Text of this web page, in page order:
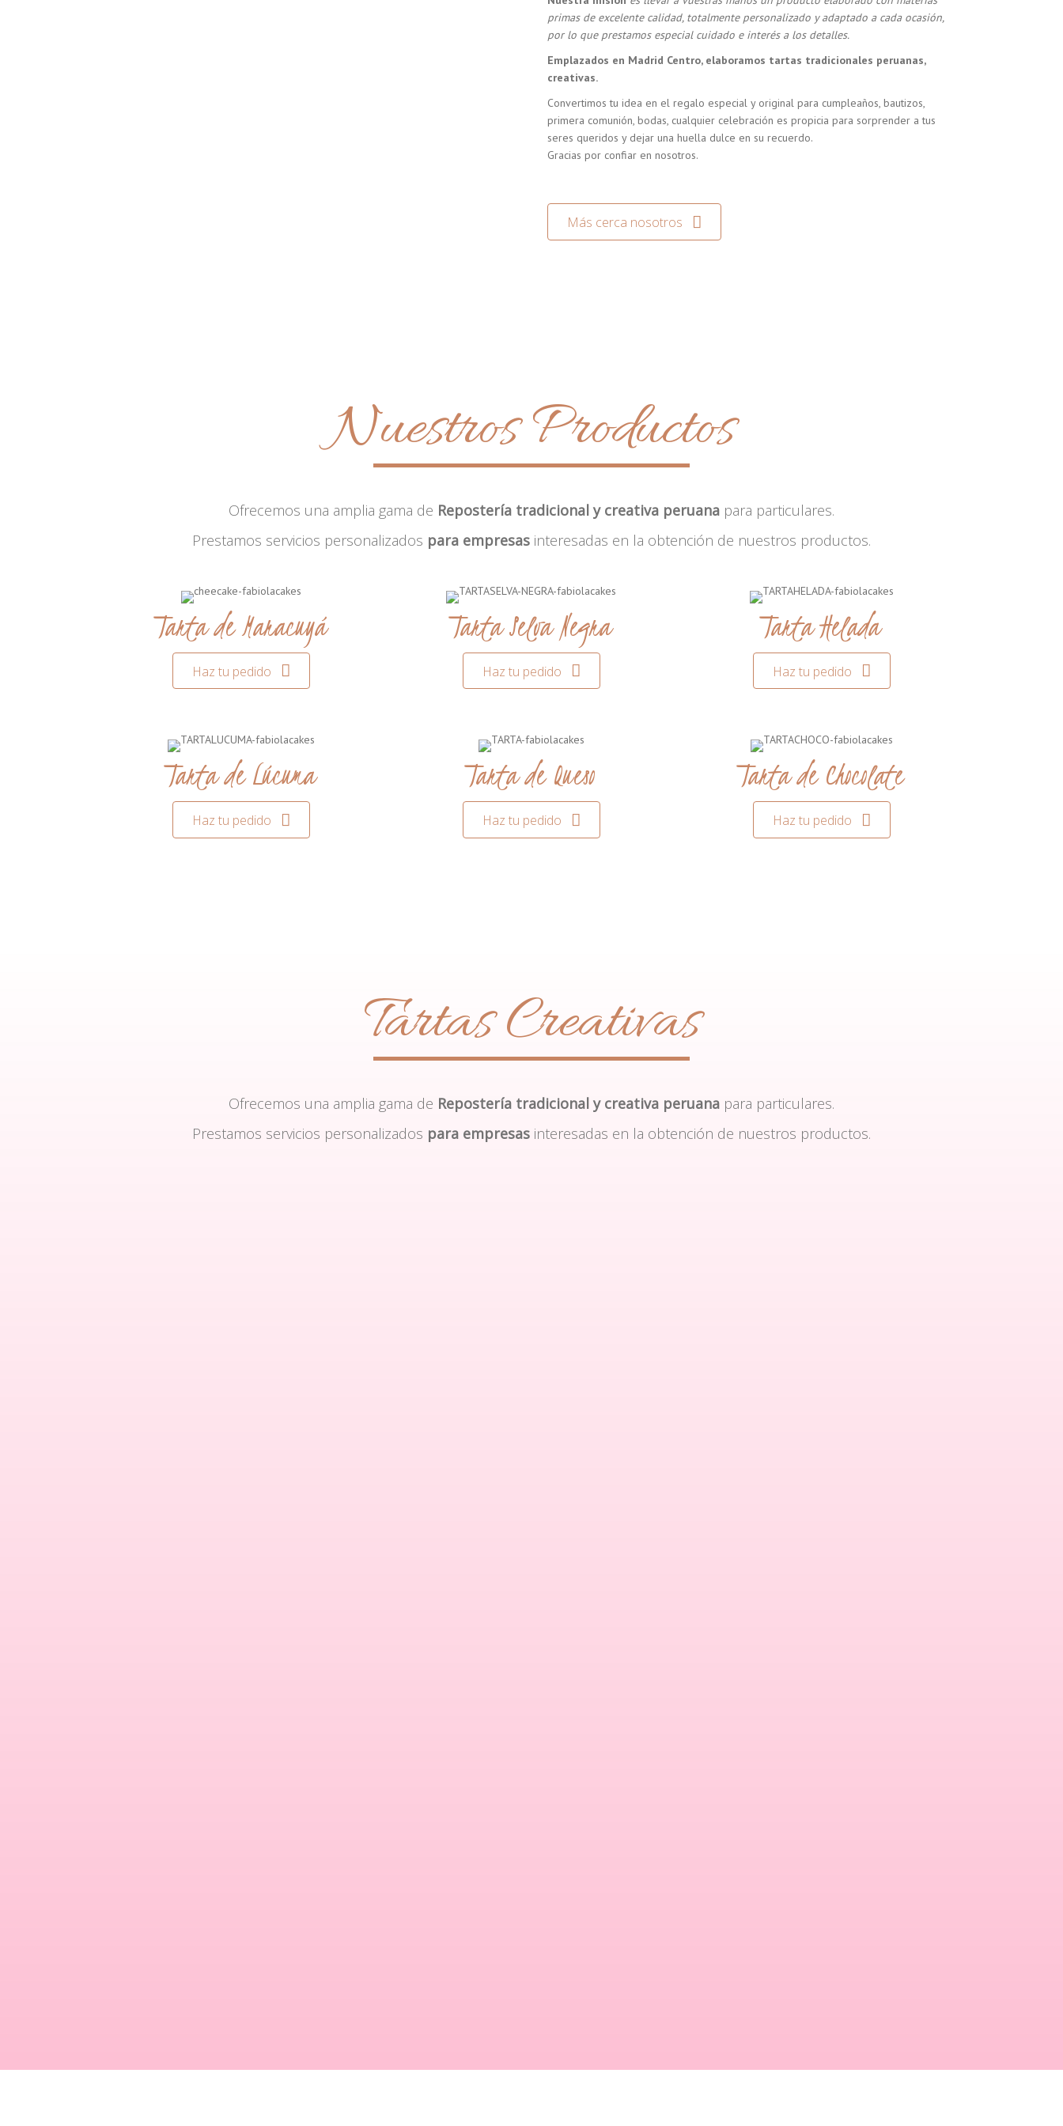
primas de excelente calidad, totalmente personalizado y adaptado a cada ocasión,
por lo que prestamos especial cuidado e interés a los detalles.
Emplazados en Madrid Centro, elaboramos tartas tradicionales peruanas,
creativas.
Convertimos tu idea en el regalo especial y original para cumpleaños, bautizos,
primera comunión, bodas, cualquier celebración es propicia para sorprender a tus
seres queridos y dejar una huella dulce en su recuerdo.
Gracias por confiar en nosotros.
Más cerca nosotros
Nuestros Productos
Ofrecemos una amplia gama de Repostería tradicional y creativa peruana para particulares.
Prestamos servicios personalizados para empresas interesadas en la obtención de nuestros productos.
Tarta de Maracuyá
Haz tu pedido
Tarta Selva Negra
Haz tu pedido
Tarta Helada
Haz tu pedido
Tarta de Lúcuma
Haz tu pedido
Tarta de Queso
Haz tu pedido
Tarta de Chocolate
Haz tu pedido
Tartas Creativas
Ofrecemos una amplia gama de Repostería tradicional y creativa peruana para particulares.
Prestamos servicios personalizados para empresas interesadas en la obtención de nuestros productos.